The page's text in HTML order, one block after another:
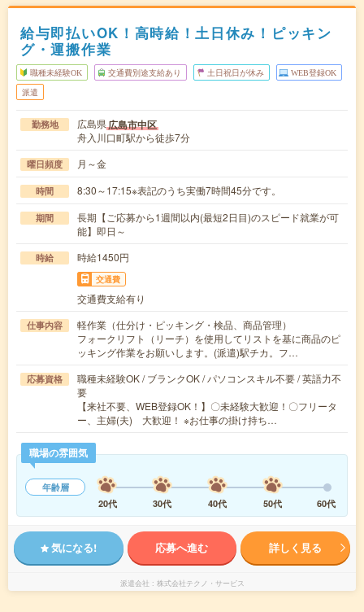
給与即払いOK！高時給！土日休み！ピッキン
グ・運搬作業
職種未経験OK 交通費別途支給あり 土日祝日が休み WEB登録OK
派遣
勤務地 広島県広島市中区
舟入川口町駅から徒歩7分
曜日頻度 月～金
時間 8:30～17:15※表記のうち実働7時間45分です。
期間
長期【ご応募から1週間以内(最短2日目)のスピード就業が可
能】即日～
時給 時給1450円
交通費
交通費支給有り
仕事内容
軽作業（仕分け・ピッキング・検品、商品管理）
フォークリフト（リーチ）を使用してリストを基に商品のピ
ッキング作業をお願いします。(派遣)駅チカ。フ…
応募資格
職種未経験OK / ブランクOK / パソコンスキル不要 / 英語力不
要
【来社不要、WEB登録OK！】〇未経験大歓迎！〇フリータ
ー、主婦(夫) 大歓迎！ ※お仕事の掛け持ち…
職場の雰囲気
年齢層
20代
30代 40代 50代 60代
気になる! 応募へ進む 詳しく見る
派遣会社 株式会社テクノ・サービス